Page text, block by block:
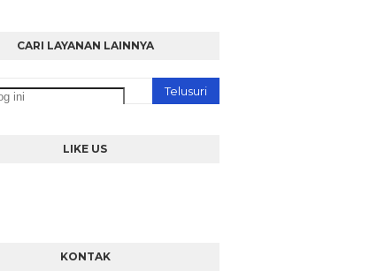
CARI LAYANAN LAINNYA
LIKE US
KONTAK